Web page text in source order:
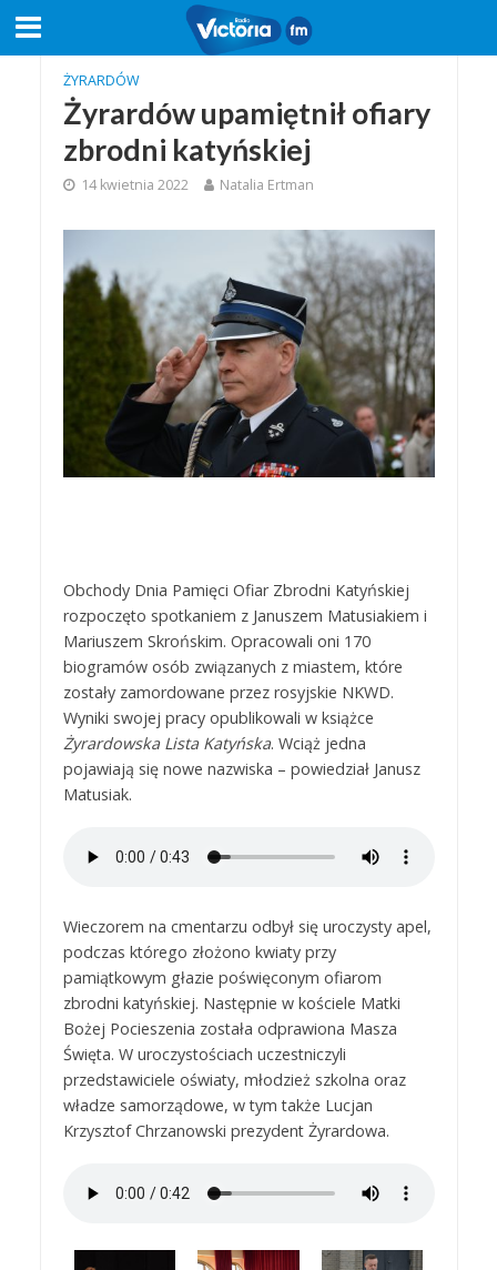
ŻYRARDÓW
Żyrardów upamiętnił ofiary
zbrodni katyńskiej
14 kwietnia 2022 Natalia Ertman
Obchody Dnia Pamięci Ofiar Zbrodni Katyńskiej
rozpoczęto spotkaniem z Januszem Matusiakiem i
Mariuszem Skrońskim. Opracowali oni 170
biogramów osób związanych z miastem, które
zostały zamordowane przez rosyjskie NKWD.
Wyniki swojej pracy opublikowali w książce
Żyrardowska Lista Katyńska. Wciąż jedna
pojawiają się nowe nazwiska – powiedział Janusz
Matusiak.
Wieczorem na cmentarzu odbył się uroczysty apel,
podczas którego złożono kwiaty przy
pamiątkowym głazie poświęconym ofiarom
zbrodni katyńskiej. Następnie w kościele Matki
Bożej Pocieszenia została odprawiona Masza
Święta. W uroczystościach uczestniczyli
przedstawiciele oświaty, młodzież szkolna oraz
władze samorządowe, w tym także Lucjan
Krzysztof Chrzanowski prezydent Żyrardowa.